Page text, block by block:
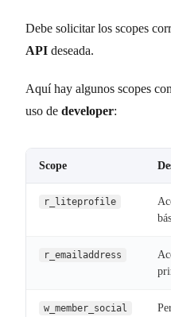
Debe solicitar los scopes
API deseada.
Aquí hay algunos scopes
uso de developer:
Scope
r_liteprofile
r_emailaddress
w_member_social